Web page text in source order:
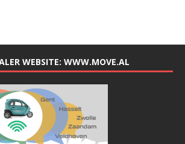
WEBSITE: WWW.MOVE.AL